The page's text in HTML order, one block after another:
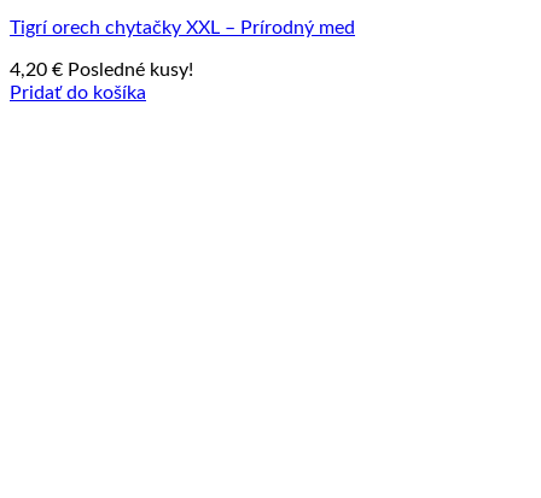
Tigrí orech chytačky XXL – Prírodný med
4,20 € Posledné kusy!
Pridať do košíka